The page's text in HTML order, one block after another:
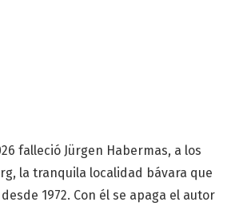
falleció Jürgen Habermas, a los
la tranquila localidad bávara que
1972. Con él se apaga el autor